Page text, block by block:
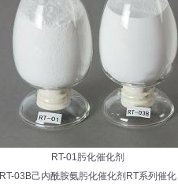
RT-01肟化催化剂
RT-03B己内酰胺氨肟化催化剂RT系列催化